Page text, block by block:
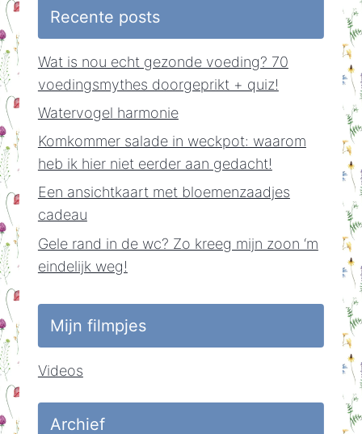
Recente posts
Wat is nou echt gezonde voeding? 70
voedingsmythes doorgeprikt + quiz!
Watervogel harmonie
Komkommer salade in weckpot: waarom
heb ik hier niet eerder aan gedacht!
Een ansichtkaart met bloemenzaadjes
cadeau
Gele rand in de wc? Zo kreeg mijn zoon ‘m
eindelijk weg!
Mijn filmpjes
Videos
Archief